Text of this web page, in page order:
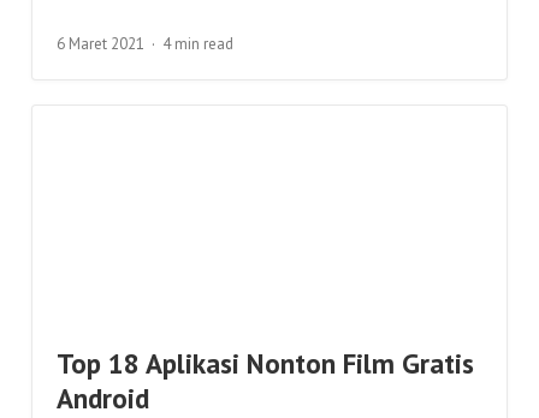
6 Maret 2021 4 min read
Top 18 Aplikasi Nonton Film Gratis
Android